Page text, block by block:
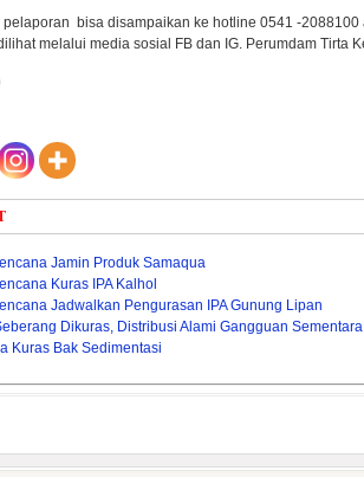
pelaporan bisa disampaikan ke hotline 0541 -2088100
melalui media sosial FB dan IG. Perumdam Tirta
Jamin Produk Samaqua
Kuras IPA Kalhol
Jadwalkan Pengurasan IPA Gunung Lipan
Dikuras, Distribusi Alami Gangguan Sementara
Kuras Bak Sedimentasi